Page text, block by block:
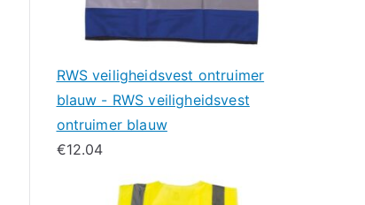
RWS veiligheidsvest ontruimer
blauw - RWS veiligheidsvest
ontruimer blauw
€12.04